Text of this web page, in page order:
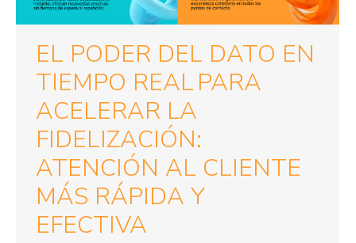
EL PODER DEL DATO EN
TIEMPO REAL PARA
ACELERAR LA
FIDELIZACIÓN:
ATENCIÓN AL CLIENTE
MÁS RÁPIDA Y
EFECTIVA